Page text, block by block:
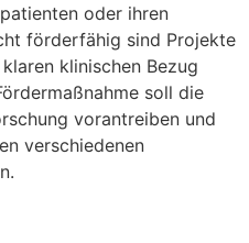
oder ihren
förderfähig sind Projekte
klinischen Bezug
soll die
vorantreiben und
verschiedenen